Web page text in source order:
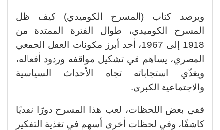
ويرصد كتاب (المسرح الكوميدي) كيف ظل
المسرح الكوميدي، طوال الفترة الممتدة من
1918 إلى 1967، أحد أبرز مكونات العقل الجمعي
المصري، يساهم في تشكيل مواقفه وردود أفعاله،
ويغذّي استجاباته تجاه الأحداث السياسية
والاجتماعية الكبرى.
ففي بعض اللحظات، لعب هذا المسرح دورًا نقديًا
كاشفًا، وفي لحظات أخرى أسهم في تغذية التفكير